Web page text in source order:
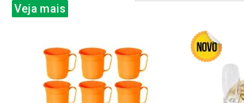
Veja mais